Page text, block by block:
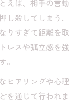
えば、相手の言動
し殺してしまう、
りすぎて距離を取
レスや孤立感を強
。
ヒアリングや心理
を通じて行われま